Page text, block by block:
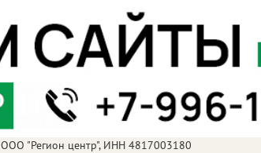
ООО "Регион центр", ИНН 4817003180